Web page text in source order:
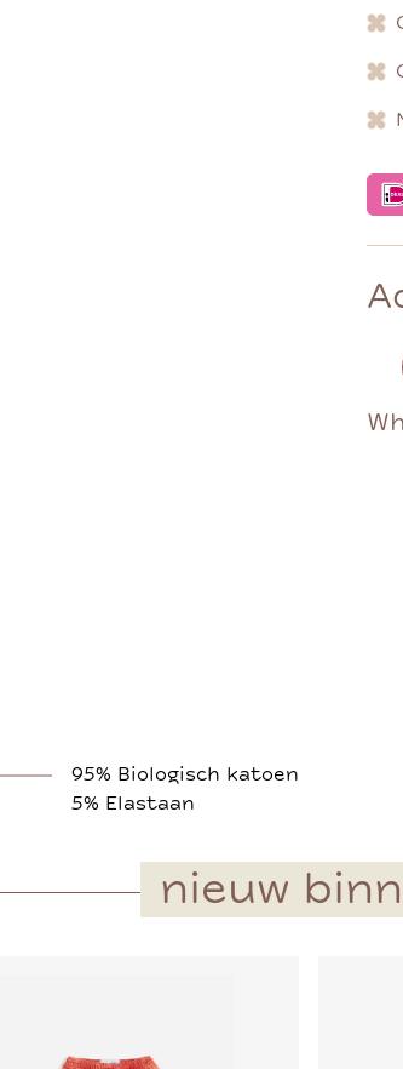
95% Biologisch katoen
5% Elastaan
nieuw